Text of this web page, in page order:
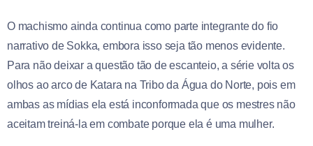
O machismo ainda continua como parte integrante do fio
narrativo de Sokka, embora isso seja tão menos evidente.
Para não deixar a questão tão de escanteio, a série volta os
olhos ao arco de Katara na Tribo da Água do Norte, pois em
ambas as mídias ela está inconformada que os mestres não
aceitam treiná-la em combate porque ela é uma mulher.